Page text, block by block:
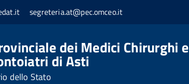
segreteria.at@pec.omceo.it
dei Medici Chirurghi e
di Asti
dello Stato